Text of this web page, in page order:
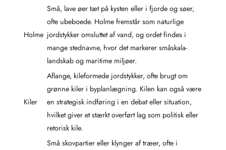
Holme
Små, lave øer tæt på kysten eller i fjorde og søer,
ofte ubeboede. Holme fremstår som naturlige
jordstykker omsluttet af vand, og ordet findes i
mange stednavne, hvor det markerer småskala-
landskab og maritime miljøer.
Kiler
Aflange, kileformede jordstykker, ofte brugt om
grønne kiler i byplanlægning. Kilen kan også være
en strategisk indføring i en debat eller situation,
hvilket giver et stærkt overført lag som politisk eller
retorisk kile.
Små skovpartier eller klynger af træer, ofte i